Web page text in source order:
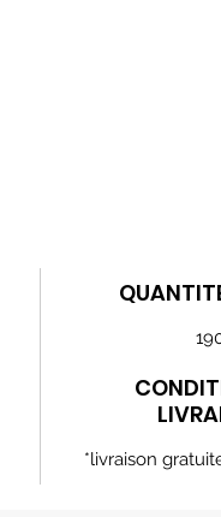
*livraison